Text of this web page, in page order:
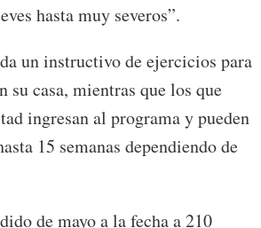
hasta muy severos”.
un instructivo de ejercicios para
su casa, mientras que los que
ingresan al programa y pueden
15 semanas dependiendo de
de mayo a la fecha a 210